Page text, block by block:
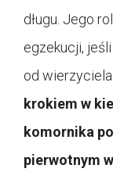
długu. Jego
egzekucji,
od
krokiem w
komornika
pierwotnym